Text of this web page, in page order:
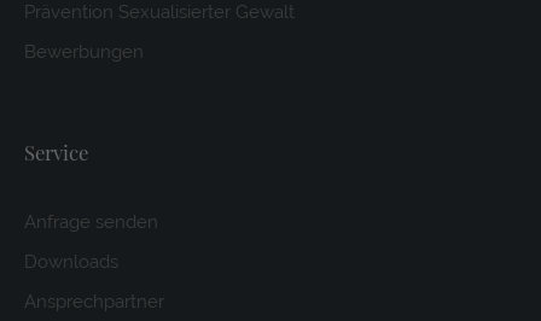
Prävention Sexualisierter Gewalt
Bewerbungen
Service
Anfrage senden
Downloads
Ansprechpartner